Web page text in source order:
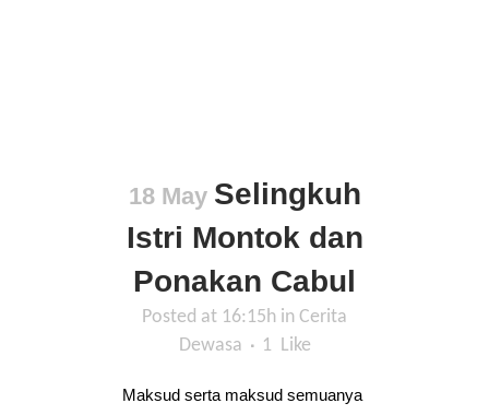
18 May Selingkuh
Istri Montok dan
Ponakan Cabul
Posted at 16:15h in Cerita
Dewasa
1 Like
Maksud serta maksud semuanya